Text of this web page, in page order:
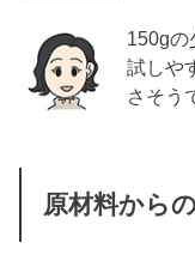
150gの
試しや
さそう
原材料から